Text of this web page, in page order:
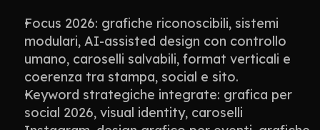
Focus 2026: grafiche riconoscibili, sistemi
modulari, AI-assisted design con controllo
umano, caroselli salvabili, format verticali e
coerenza tra stampa, social e sito.
Keyword strategiche integrate: grafica per
social 2026, visual identity, caroselli